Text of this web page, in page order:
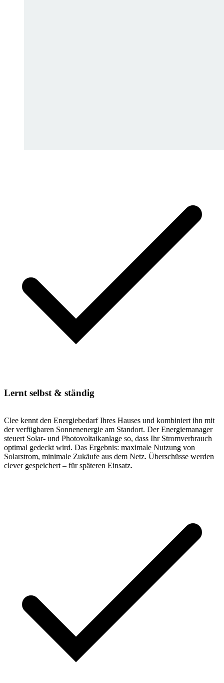
Lernt selbst & ständig
Clee kennt den Energiebedarf Ihres Hauses und kombiniert ihn mit
der verfügbaren Sonnenenergie am Standort. Der Energiemanager
steuert Solar- und Photovoltaikanlage so, dass Ihr Stromverbrauch
optimal gedeckt wird. Das Ergebnis: maximale Nutzung von
Solarstrom, minimale Zukäufe aus dem Netz. Überschüsse werden
clever gespeichert – für späteren Einsatz.